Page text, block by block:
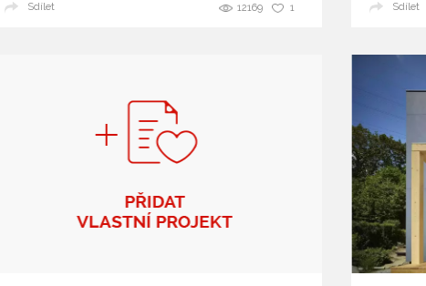
1
12169
Sdílet Sdílet